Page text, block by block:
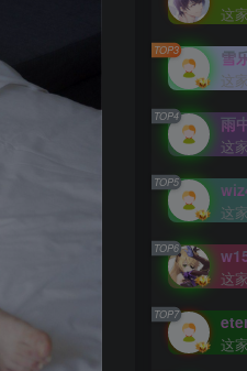
TOP3 雪
TOP4 雨
TOP5
TOP6
TOP7